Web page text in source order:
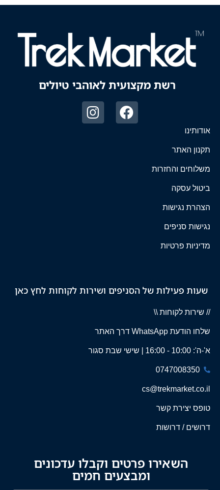
רשת מקצועית לאוהבי טיולים
אודותינו
תקנון האתר
משלוחים והחזרות
ביטול עסקה
הצהרת נגישות
נגישות סניפים
מדיניות פרטיות
שעות פעילות של הסניפים ושירות לקוחות לחץ כאן
// שירות לקוחות \\
שלחו הודעת WhatsApp דרך האתר
א'-ה': 10:00 - 16:00 | שישי שבת סגור
0747008350
cs@trekmarket.co.il
טופס יצירת קשר
דרושים / דרושות
השאירו פרטים וקבלו עדכונים
ומבצעים חמים